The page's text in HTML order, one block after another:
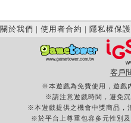
關於我們 | 使用者合約 | 隱私權保護
客戶
※本遊戲為免費使用，遊戲
※請注意遊戲時間，避免
※本遊戲提供之機會中獎商品，
※於平台上尊重包容多元性別